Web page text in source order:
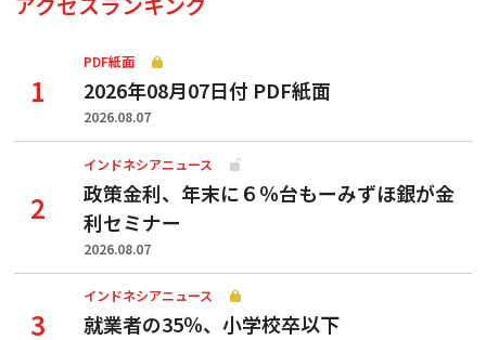
PDF紙面
2026年08月07日付 PDF紙面
2026.08.07
インドネシアニュース
政策金利、年末に６％台もーみずほ銀が金
利セミナー
2026.08.07
インドネシアニュース
就業者の35％、小学校卒以下